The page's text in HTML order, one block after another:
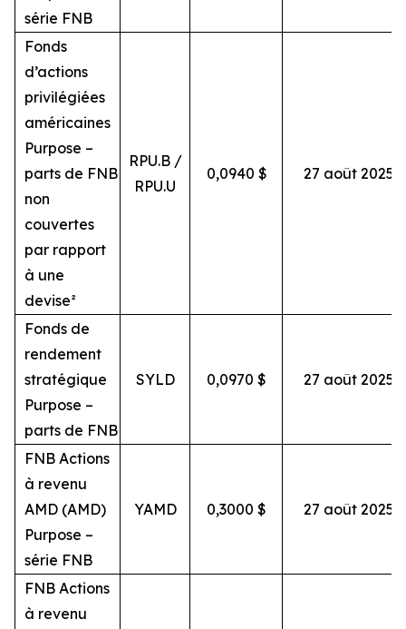
série FNB
Fonds
d’actions
privilégiées
américaines
Purpose –
parts de FNB
non
couvertes
par rapport
à une
devise²
RPU.B /
RPU.U
0,0940 $ 27 août 2025
Fonds de
rendement
stratégique
Purpose –
parts de FNB
SYLD 0,0970 $ 27 août 2025
FNB Actions
à revenu
AMD (AMD)
Purpose –
série FNB
YAMD 0,3000 $ 27 août 2025
FNB Actions
à revenu